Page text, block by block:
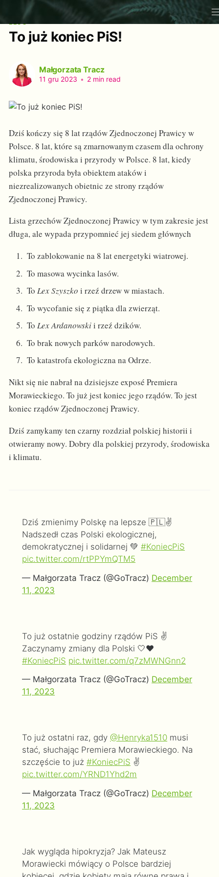
To już koniec PiS!
Małgorzata Tracz
11 gru 2023 • 2 min read
Dziś kończy się 8 lat rządów Zjednoczonej Prawicy w
Polsce. 8 lat, które są zmarnowanym czasem dla ochrony
klimatu, środowiska i przyrody w Polsce. 8 lat, kiedy
polska przyroda była obiektem ataków i
niezrealizowanych obietnic ze strony rządów
Zjednoczonej Prawicy.
Lista grzechów Zjednoczonej Prawicy w tym zakresie jest
długa, ale wypada przypomnieć jej siedem głównych
To zablokowanie na 8 lat energetyki wiatrowej.
To masowa wycinka lasów.
ToLex Szyszko i rzeź drzew w miastach.
To wycofanie się z piątka dla zwierząt.
ToLex Ardanowskii rzeź dzików.
To brak nowych parków narodowych.
To katastrofa ekologiczna na Odrze.
Nikt się nie nabrał na dzisiejsze exposé Premiera
Morawieckiego. To już jest koniec jego rządów. To jest
koniec rządów Zjednoczonej Prawicy.
Dziś zamykamy ten czarny rozdział polskiej historii i
otwieramy nowy. Dobry dla polskiej przyrody, środowiska
i klimatu.
Dziś zmienimy Polskę na lepsze 🇵🇱✌
Nadszedł czas Polski ekologicznej,
demokratycznej i solidarnej 💚#KoniecPiS
pic.twitter.com/rtPPYmQTM5
— Małgorzata Tracz (@GoTracz) December
11, 2023
To już ostatnie godziny rządów PiS ✌
Zaczynamy zmiany dla Polski 🤍❤️
#KoniecPiS pic.twitter.com/q7zMWNGnn2
— Małgorzata Tracz (@GoTracz) December
11, 2023
To już ostatni raz, gdy@Henryka1510 musi
stać, słuchając Premiera Morawieckiego. Na
szczęście to już#KoniecPiS ✌
pic.twitter.com/YRND1Yhd2m
— Małgorzata Tracz (@GoTracz) December
11, 2023
Jak wygląda hipokryzja? Jak Mateusz
Morawiecki mówiący o Polsce bardziej